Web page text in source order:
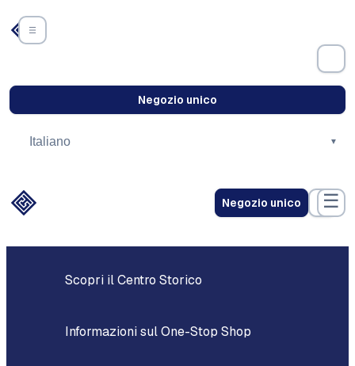
Vai
al
Negozio unico
Negozio unico ☰
Semplificazione amministrativa
Scopri il Centro Storico
Informazioni sul One-Stop Shop